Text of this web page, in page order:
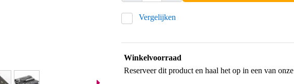
Vergelijken
Winkelvoorraad
Reserveer dit product en haal het op in een van onze